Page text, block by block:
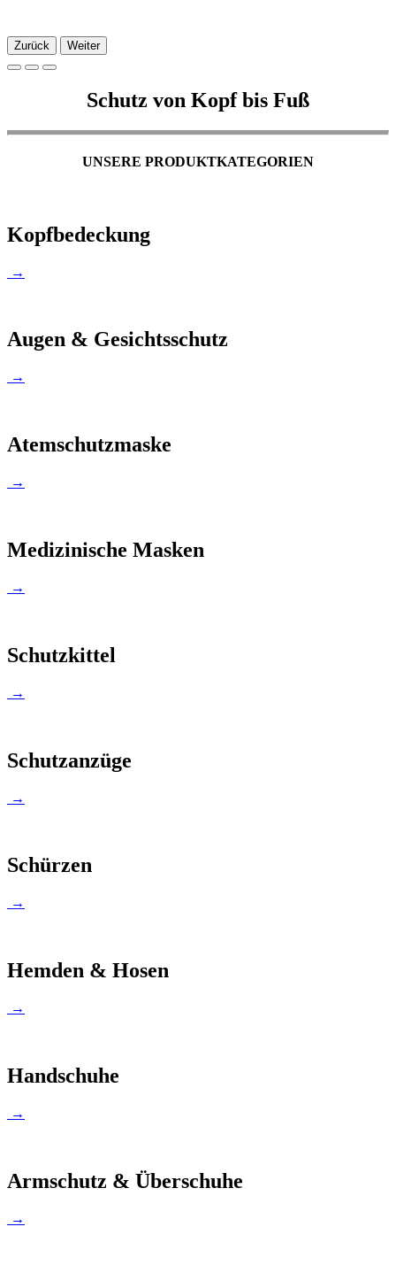
Zurück Weiter
Schutz von Kopf bis Fuß
UNSERE PRODUKTKATEGORIEN
Kopfbedeckung
→
Augen & Gesichtsschutz
→
Atemschutzmaske
→
Medizinische Masken
→
Schutzkittel
→
Schutzanzüge
→
Schürzen
→
Hemden & Hosen
→
Handschuhe
→
Armschutz & Überschuhe
→